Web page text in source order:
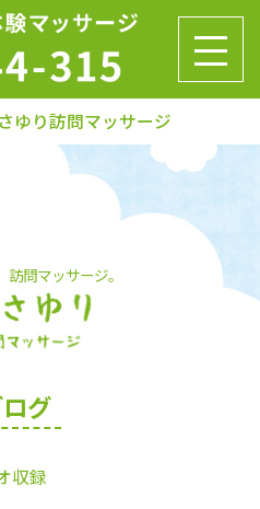
ゆり訪問マッサージ
問マッサージ。
グ
収録